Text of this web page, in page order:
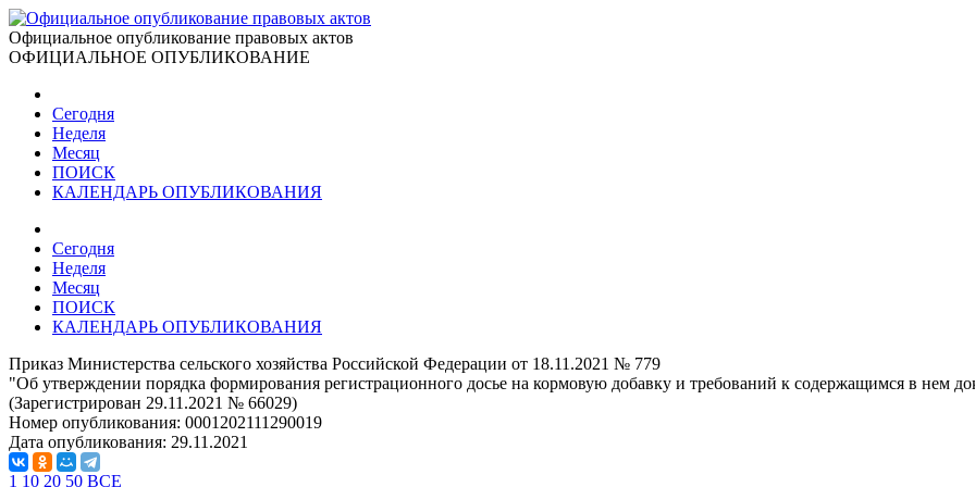
Официальное опубликование правовых актов
ОФИЦИАЛЬНОЕ ОПУБЛИКОВАНИЕ
Сегодня
Неделя
Месяц
ПОИСК
КАЛЕНДАРЬ ОПУБЛИКОВАНИЯ
Сегодня
Неделя
Месяц
ПОИСК
КАЛЕНДАРЬ ОПУБЛИКОВАНИЯ
Приказ Министерства сельского хозяйства Российской Федерации от 18.11.2021 № 779
"Об утверждении порядка формирования регистрационного досье на кормовую добавку и требований к содержащимся в нем
(Зарегистрирован 29.11.2021 № 66029)
Номер опубликования: 0001202111290019
Дата опубликования: 29.11.2021
1 10 20 50 ВСЕ